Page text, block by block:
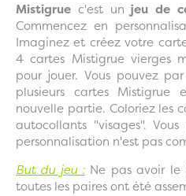
Mistigrue c'est un jeu de
Commencez en
Imaginez et créez votre
4 cartes Mistigrue vierges
pour jouer. Vous pouvez
plusieurs cartes
nouvelle partie. Coloriez les
autocollants "visages".
personnalisation n'est pas
But du jeu : Ne pas avoir le
toutes les paires ont été